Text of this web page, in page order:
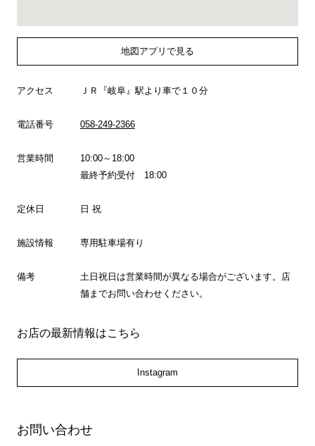
地図アプリで見る
アクセス ＪＲ『岐阜』駅より車で１０分
電話番号 058-249-2366
営業時間
10:00～18:00
最終予約受付 18:00
定休日 日 祝
施設情報 専用駐車場有り
備考
土日祝日は営業時間が異なる場合がございます。店
舗までお問い合わせください。
お店の最新情報はこちら
Instagram
お問い合わせ